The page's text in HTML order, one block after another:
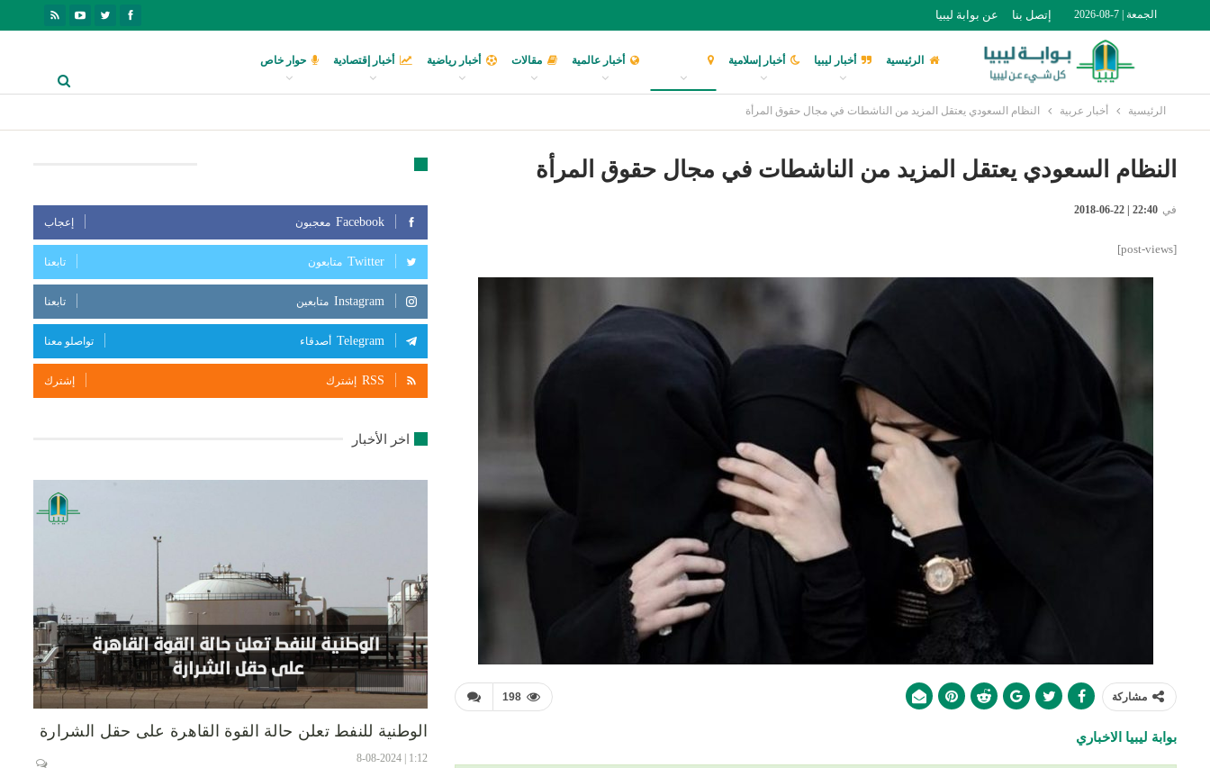
الجمعة | 7-08-2026 إتصل بنا عن بوابة ليبيا
الرئيسية أخبار ليبيا أخبار إسلامية أخبار عالمية مقالات أخبار رياضية أخبار إقتصادية حوار خاص
الرئيسية أخبار عربية النظام السعودي يعتقل المزيد من الناشطات في مجال حقوق المرأة
النظام السعودي يعتقل المزيد من الناشطات في مجال حقوق المرأة
في 22:40 | 22-06-2018
[post-views]
198 مشاركة
بوابة ليبيا الاخباري
Facebook معجبون إعجاب
Twitter متابعون تابعنا
Instagram متابعين تابعنا
Telegram أصدقاء تواصلو معنا
RSS إشترك إشترك
اخر الأخبار
الوطنية للنفط تعلن حالة القوة القاهرة على حقل الشرارة
1:12 | 8-08-2024